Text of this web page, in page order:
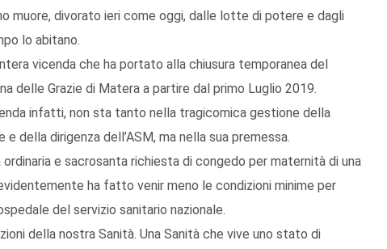
muore, divorato ieri come oggi, dalle lotte di potere e dagli
lo abitano.
vicenda che ha portato alla chiusura temporanea del
delle Grazie di Matera a partire dal primo Luglio 2019.
infatti, non sta tanto nella tragicomica gestione della
della dirigenza dell’ASM, ma nella sua premessa.
e sacrosanta richiesta di congedo per maternità di una
ha fatto venir meno le condizioni minime per
del servizio sanitario nazionale.
della nostra Sanità. Una Sanità che vive uno stato di